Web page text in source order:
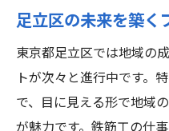
足立区の未来を築く
東京都足立区では地域の
トが次々と進行中です。
で、目に見える形で地域